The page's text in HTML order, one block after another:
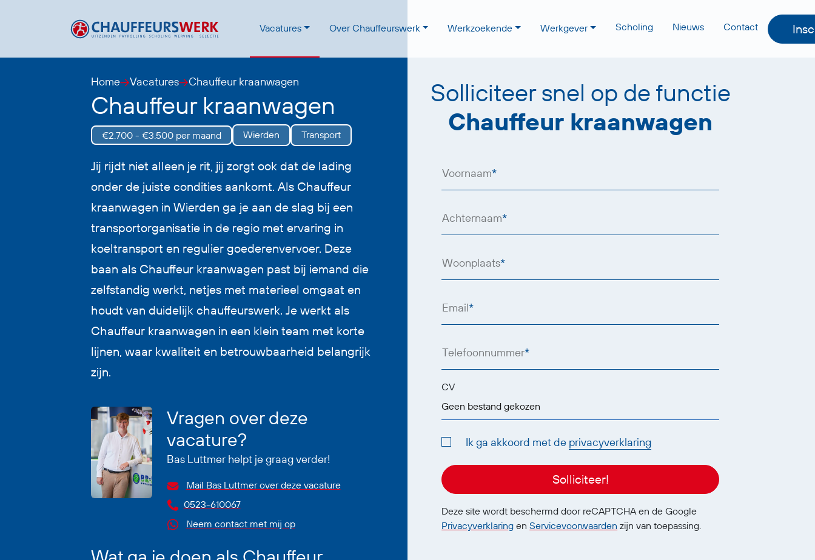
Vacatures Over Chauffeurswerk Werkzoekende Werkgever Scholing Nieuws Contact
Home Vacatures Chauffeur kraanwagen
Chauffeur kraanwagen
€2.700 - €3.500 per maand Wierden Transport
Jij rijdt niet alleen je rit, jij zorgt ook dat de lading
onder de juiste condities aankomt. Als Chauffeur
kraanwagen in Wierden ga je aan de slag bij een
transportorganisatie in de regio met ervaring in
koeltransport en regulier goederenvervoer. Deze
baan als Chauffeur kraanwagen past bij iemand die
zelfstandig werkt, netjes met materieel omgaat en
houdt van duidelijk chauffeurswerk. Je werkt als
Chauffeur kraanwagen in een klein team met korte
lijnen, waar kwaliteit en betrouwbaarheid belangrijk
zijn.
Vragen over deze
vacature?
Bas Luttmer helpt je graag verder!
Mail Bas Luttmer over deze vacature
0523-610067
Neem contact met mij op
Solliciteer snel op de functie
Chauffeur kraanwagen
Voornaam*
Achternaam*
Woonplaats*
Email*
Telefoonnummer*
CV
Geen bestand gekozen
Ik ga akkoord met de privacyverklaring
Solliciteer!
Deze site wordt beschermd door reCAPTCHA en de Google
Privacyverklaring enServicevoorwaarden zijn van toepassing.